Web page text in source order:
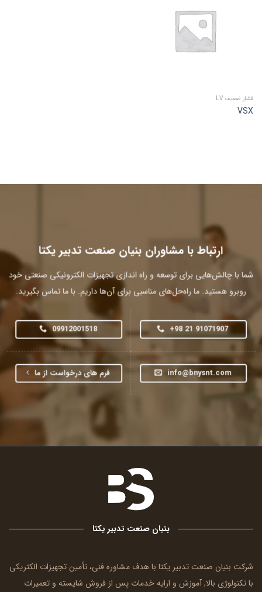
فشار ضعیف LV
VSX
ارتباط با مشاوران بنیان صنعت تدبیر یکتا
شما با چالش‌هایی برای توسعه و راه اندازی تجهیزات الکترونیکی صنعتی خود
روبرو هستید. ما راه‌حل‌های مناسبی برای آن‌ها داریم. با ما تماس بگیرید.
+98 21 91071907
09912001518
info@bnysnt.com فرم های درخواست از ما
بنیان صنعت تدبیر یکتا
شرکت بنیان صنعت تدبیر یکتا با هدف مشاوره فنی، تأمین تجهیزات الکتریکی
با تکنولوژی بالا, آموزش و ارایه خدمات پس از فروش شایسته و تعمیرات